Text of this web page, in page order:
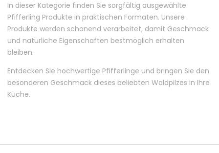
In dieser Kategorie finden Sie sorgfältig ausgewählte
Pfifferling Produkte in praktischen Formaten. Unsere
Produkte werden schonend verarbeitet, damit Geschmack
und natürliche Eigenschaften bestmöglich erhalten
bleiben.
Entdecken Sie hochwertige Pfifferlinge und bringen Sie den
besonderen Geschmack dieses beliebten Waldpilzes in Ihre
Küche.